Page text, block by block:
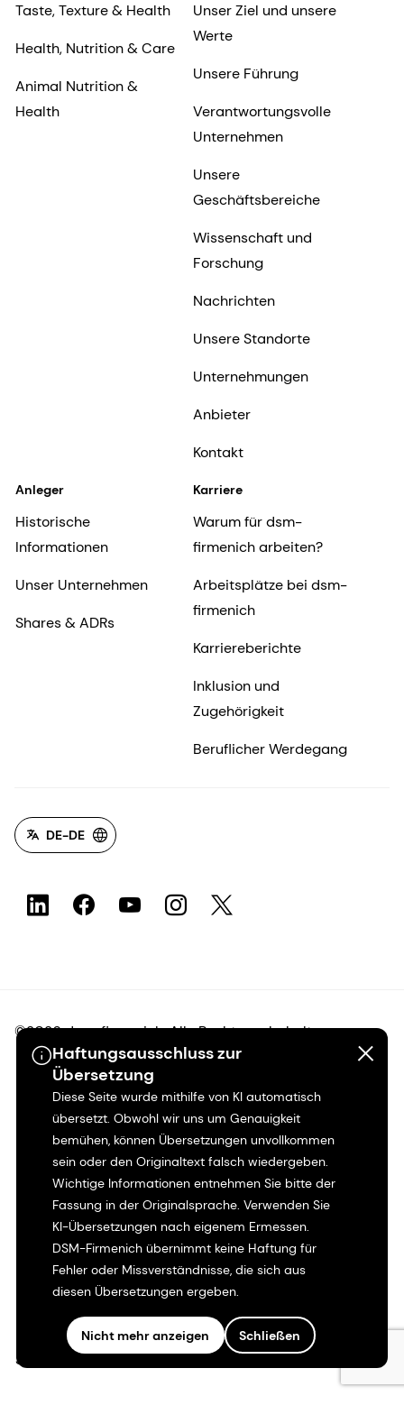
Haftungsausschluss zur
Übersetzung
Diese Seite wurde mithilfe von KI automatisch
übersetzt. Obwohl wir uns um Genauigkeit
bemühen, können Übersetzungen unvollkommen
sein oder den Originaltext falsch wiedergeben.
Wichtige Informationen entnehmen Sie bitte der
Fassung in der Originalsprache. Verwenden Sie
KI-Übersetzungen nach eigenem Ermessen.
DSM-Firmenich übernimmt keine Haftung für
Fehler oder Missverständnisse, die sich aus
diesen Übersetzungen ergeben.
Nicht mehr anzeigen Schließen
Taste, Texture & Health
Health, Nutrition & Care
Animal Nutrition &
Health
Unser Ziel und unsere
Werte
Unsere Führung
Verantwortungsvolle
Unternehmen
Unsere
Geschäftsbereiche
Wissenschaft und
Forschung
Nachrichten
Unsere Standorte
Unternehmungen
Anbieter
Kontakt
Anleger
Historische
Informationen
Unser Unternehmen
Shares & ADRs
Karriere
Warum für dsm-
firmenich arbeiten?
Arbeitsplätze bei dsm-
firmenich
Karriereberichte
Inklusion und
Zugehörigkeit
Beruflicher Werdegang
DE-DE
©2026 dsm-firmenich. Alle Rechte vorbehalten.
Hinweis zum Datenschutz
Bedingungen für die Nutzung
Bedingungen und Konditionen
Kalifornien-Transparenz
Erklärung zur Zugänglichkeit
Rechtliche Informationen
Sitemap